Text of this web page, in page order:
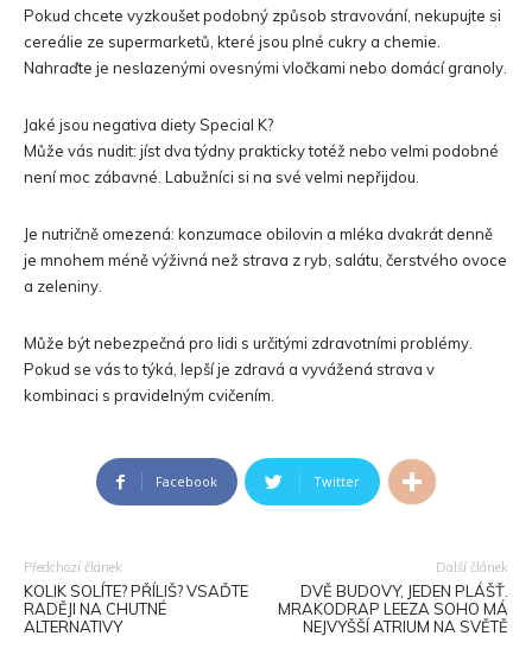
Pokud chcete vyzkoušet podobný způsob stravování, nekupujte si
cereálie ze supermarketů, které jsou plné cukry a chemie.
Nahraďte je neslazenými ovesnými vločkami nebo domácí granoly.
Jaké jsou negativa diety Special K?
Může vás nudit: jíst dva týdny prakticky totéž nebo velmi podobné
není moc zábavné. Labužníci si na své velmi nepřijdou.
Je nutričně omezená: konzumace obilovin a mléka dvakrát denně
je mnohem méně výživná než strava z ryb, salátu, čerstvého ovoce
a zeleniny.
Může být nebezpečná pro lidi s určitými zdravotními problémy.
Pokud se vás to týká, lepší je zdravá a vyvážená strava v
kombinaci s pravidelným cvičením.
Facebook Twitter
Předchozí článek
KOLIK SOLÍTE? PŘÍLIŠ? VSAĎTE
RADĚJI NA CHUTNÉ
ALTERNATIVY
Další článek
DVĚ BUDOVY, JEDEN PLÁŠŤ.
MRAKODRAP LEEZA SOHO MÁ
NEJVYŠŠÍ ATRIUM NA SVĚTĚ